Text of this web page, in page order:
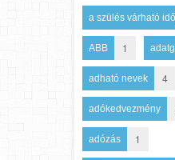
a szülés várható
ABB 1
adható nevek 4
adókedvezmény
adózás 1